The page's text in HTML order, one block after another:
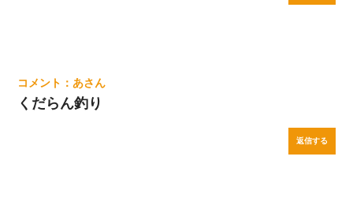
あ
くだらん釣り
返信する